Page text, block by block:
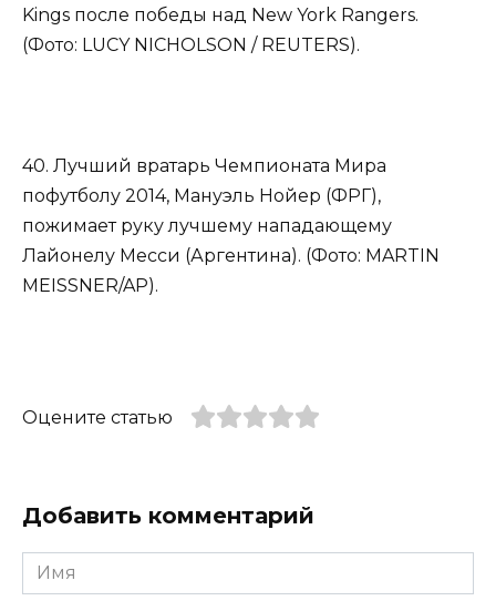
Kings после победы над New York Rangers.
(Фото: LUCY NICHOLSON / REUTERS).
40. Лучший вратарь Чемпионата Мира
пофутболу 2014, Мануэль Нойер (ФРГ),
пожимает руку лучшему нападающему
Лайонелу Месси (Аргентина). (Фото: MARTIN
MEISSNER/AP).
Оцените статью
Добавить комментарий
Имя
*